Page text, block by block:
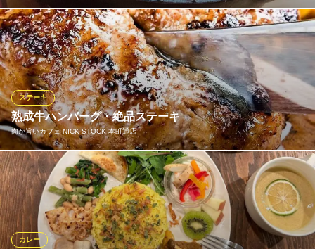
肉汁タップリでジューシーなハンバーグを食べていだだきたいと
の思いから、オーダーを頂いてから焼きはじめますのでお時間を
頂戴しております。
ATRIO CAFE
イタリアンカフェ
大阪メトロ四つ橋線肥後橋駅 徒歩5分
大阪府大阪市西区靱本町1-7-18 BE-INGビル1F
熟成牛ハンバーグ・絶品ステーキ
肉が旨いカフェ NICK STOCK 本町通店
ステーキ
溢れ出る肉の旨味。厳選したジューシーなステーキや、肉肉しく
かつ肉汁が溢れる熟成ハンバーグ！自慢の肉料理はランチからご
用意しております！肉が旨いカフェ NICK STOCK 本町通店の、こ
だわりの熟成肉を是非ご賞味ください！
カレー